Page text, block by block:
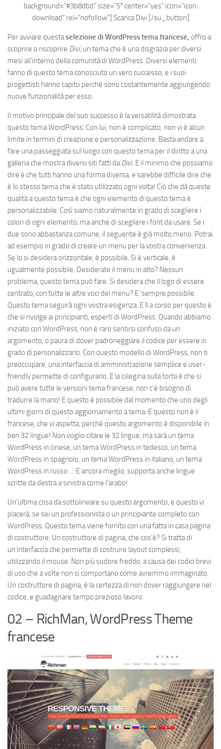
background=”#3b8dbd” size=”5″ center=”yes” icon=”icon:
download” rel=”nofollow”] Scarica Divi [/su_button]
Per avviare questaselezione di WordPress tema francese, offro a
scoprire o riscoprire Divi, un tema che è una disgrazia per diversi
mesi all’interno della comunità di WordPress. Diversi elementi
fanno di questo tema conosciuto un vero successo, e i suoi
progettisti hanno capito perché sono costantemente aggiungendo
nuove funzionalità per esso.
Il motivo principale del suo successo è la versatilità dimostrata
questo tema WordPress. Con lui, non è complicato, non vi è alcun
limite in termini di creazione e personalizzazione. Basta andare a
fare una passeggiata sul luogo con questo tema per il diritto a una
galleria che mostra diversi siti fatti daDivi. E il minimo che possiamo
dire è che tutti hanno una forma diversa, e sarebbe difficile dire che
è lo stesso tema che è stato utilizzato ogni volta! Ciò che dà queste
qualità a questo tema è che ogni elemento di questo tema è
personalizzabile. Così siamo naturalmente in grado di scegliere i
colori di ogni elemento, ma anche di scegliere i font da usare. Se i
due sono abbastanza comune, il seguente è già molto meno. Potrai
ad esempio in grado di creare un menu per la vostra convenienza.
Se lo si desidera orizzontale, è possibile. Si è verticale, è
ugualmente possibile. Desiderate il menu in alto? Nessun
problema, questo tema può fare. Si desidera che il logo di essere
centrato, con tutte le altre voci del menu? E ‘sempre possibile.
Questo tema seguirà ogni vostra esigenza. E lì a corso per questo è
che si rivolge ai principianti, esperti di WordPress. Quando abbiamo
iniziato con WordPress, non è raro sentirsi confuso da un
argomento, o paura di dover padroneggiare il codice per essere in
grado di personalizzarlo. Con questo modello di WordPress, non ti
preoccupare, una interfaccia di amministrazione semplice e user-
friendly permette di configurarlo. E la ciliegina sulla torta è che si
può avere tutte le versioni tema francese, non c’è bisogno di
tradurre la mano! E questo è possibile dal momento che uno degli
ultimi giorni di questo aggiornamento a tema. E questo non è il
francese, che vi aspetta, perché questo argomento è disponibile in
ben 32 lingue! Non voglio citare le 32 lingue, ma sarà un tema
WordPress in cinese, un tema WordPress in tedesco, un tema
WordPress in spagnolo, un tema WordPress in italiano, un tema
WordPress in russo … E ancora meglio, supporta anche lingue
scritte da destra a sinistra come l’arabo!
Un’ultima cosa da sottolineare su questo argomento, e questo vi
piacerà, se sei un professionista o un principiante completo con
WordPress. Questo tema viene fornito con una fatta in casa pagina
di costruttore. Un costruttore di pagina, che cos’è? Si tratta di
un’interfaccia che permette di costruire layout complessi,
utilizzando il mouse. Non più sudore freddo, a causa dei codici brevi
di uso che a volte non si comportano come avremmo immaginato.
Un costruttore di pagina, è la certezza di non dover raggiungere nel
codice, e guadagnare tempo prezioso lavoro.
02 – RichMan, WordPress Theme
francese